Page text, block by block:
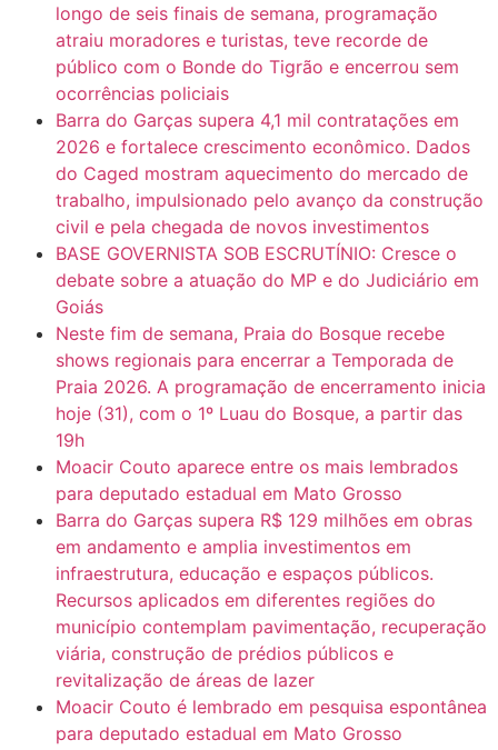
longo de seis finais de semana, programação
atraiu moradores e turistas, teve recorde de
público com o Bonde do Tigrão e encerrou sem
ocorrências policiais
Barra do Garças supera 4,1 mil contratações em
2026 e fortalece crescimento econômico. Dados
do Caged mostram aquecimento do mercado de
trabalho, impulsionado pelo avanço da construção
civil e pela chegada de novos investimentos
BASE GOVERNISTA SOB ESCRUTÍNIO: Cresce o
debate sobre a atuação do MP e do Judiciário em
Goiás
Neste fim de semana, Praia do Bosque recebe
shows regionais para encerrar a Temporada de
Praia 2026. A programação de encerramento inicia
hoje (31), com o 1º Luau do Bosque, a partir das
19h
Moacir Couto aparece entre os mais lembrados
para deputado estadual em Mato Grosso
Barra do Garças supera R$ 129 milhões em obras
em andamento e amplia investimentos em
infraestrutura, educação e espaços públicos.
Recursos aplicados em diferentes regiões do
município contemplam pavimentação, recuperação
viária, construção de prédios públicos e
revitalização de áreas de lazer
Moacir Couto é lembrado em pesquisa espontânea
para deputado estadual em Mato Grosso